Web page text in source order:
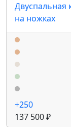
на ножках
+250
137 500 ₽